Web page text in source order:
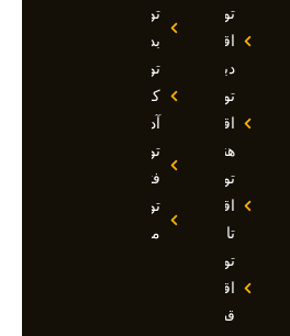
تور
اقساطی
دبی
تور
اقساطی
هند
تور
اقساطی
تاجیکستان
تور
اقساطی
قطر
تور
بدروم
تور
کوش
آداسی
تور
فتحیه
تور
مالزی